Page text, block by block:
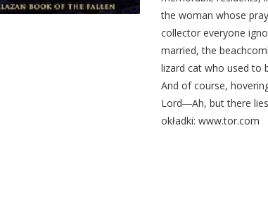
the woman whose
collector everyone
married, the
lizard cat who used to
And of course,
Lord―Ah, but there
okładki: www.tor.com